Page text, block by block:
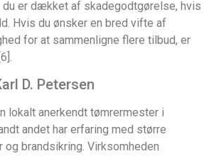
er dækket af skadegodtgørelse, hvis
Hvis du ønsker en bred vifte af
for at sammenligne flere tilbud, er
D. Petersen
lokalt anerkendt tømrermester i
andet har erfaring med større
brandsikring. Virksomheden